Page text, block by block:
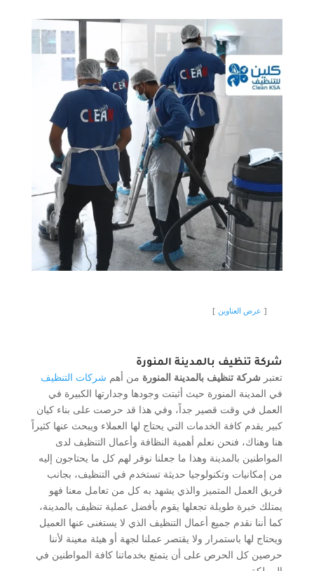
عرض العناوين
شركة تنظيف بالمدينة المنورة
تعتبر شركة تنظيف بالمدينة المنورة من أهم شركات التنظيف
في المدينة المنورة حيث أثبتت وجودها وجدارتها الكبيرة في
العمل في وقت قصير جداً، وفي هذا قد حرصت على بناء كيان
كبير يقدم كافة الخدمات التي يحتاج لها العملاء ويبحث عنها كثيراً
هنا وهناك، فنحن نعلم أهمية النظافة وأعمال التنظيف لدى
المواطنين بالمدينة وهذا ما جعلنا نوفر لهم كل ما يحتاجون إليه
من إمكانيات وتكنولوجيا حديثة تستخدم في التنظيف، بجانب
فريق العمل المتميز والذي يشهد به كل من تعامل معنا فهو
يمتلك خبرة طويلة تجعلها يقوم بأفضل عملية تنظيف بالمدينة،
كما أننا نقدم جميع أعمال التنظيف الذي لا يستغنى عنها العميل
ويحتاج لها باستمرار ولا يقتصر عملنا لجهة أو هيئة معينة لأننا
حرصين كل الحرص على أن يتمتع بخدماتنا كافة المواطنين في